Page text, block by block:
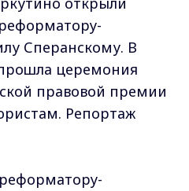
Сперанскому. В
церемония
правовой премии
Репортаж